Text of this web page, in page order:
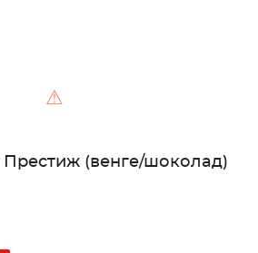
⚠
(венге/шоколад)